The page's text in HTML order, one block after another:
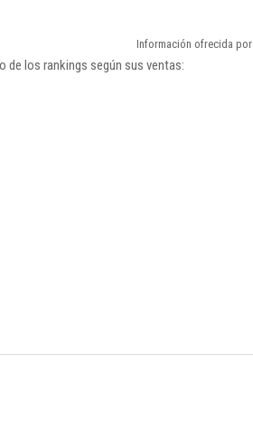
Información ofrecida por
de los rankings según sus ventas: